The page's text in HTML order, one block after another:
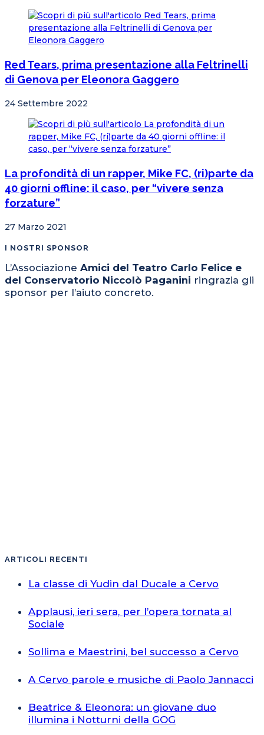
Red Tears, prima presentazione alla Feltrinelli
di Genova per Eleonora Gaggero
24 Settembre 2022
La profondità di un rapper, Mike FC, (ri)parte da
40 giorni offline: il caso, per “vivere senza
forzature”
27 Marzo 2021
I NOSTRI SPONSOR
L’Associazione Amici del Teatro Carlo Felice e
del Conservatorio Niccolò Paganini ringrazia gli
sponsor per l’aiuto concreto.
ARTICOLI RECENTI
La classe di Yudin dal Ducale a Cervo
Applausi, ieri sera, per l’opera tornata al
Sociale
Sollima e Maestrini, bel successo a Cervo
A Cervo parole e musiche di Paolo Jannacci
Beatrice & Eleonora: un giovane duo
illumina i Notturni della GOG